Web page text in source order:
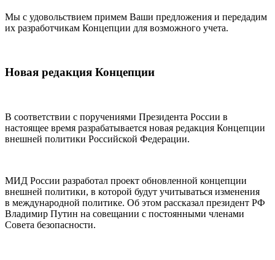
Мы с удовольствием примем Ваши предложения и передадим
их разработчикам Концепции для возможного учета.
Новая редакция Концепции
В соответствии с поручениями Президента России в
настоящее время разрабатывается новая редакция Концепции
внешней политики Российской Федерации.
МИД России разработал проект обновленной концепции
внешней политики, в которой будут учитываться изменения
в международной политике. Об этом рассказал президент РФ
Владимир Путин на совещании с постоянными членами
Совета безопасности.